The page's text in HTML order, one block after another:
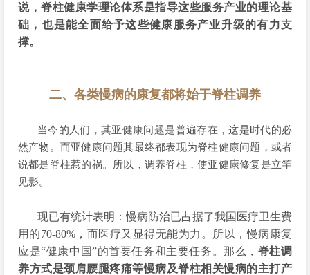
说，脊柱健康学理论体系是指导这些服务产业的理论基
础，也是能全面给予这些健康服务产业升级的有力支
撑。
二、各类慢病的康复都将始于脊柱调养
当今的人们，其亚健康问题是普遍存在，这是时代的必
然产物。而亚健康问题其最终都表现为脊柱健康问题，或者
说都是脊柱惹的祸。所以，调养脊柱，使亚健康修复是立竿
见影。
现已有统计表明：慢病防治已占据了我国医疗卫生费
用的70-80%，而医疗又显得无能为力。所以，慢病康复
应是“健康中国”的首要任务和主要任务。那么， 脊柱调
养方式是颈肩腰腿疼痛等慢病及脊柱相关慢病的主打产